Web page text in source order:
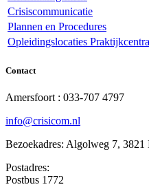
Crisiscommunicatie
Plannen en Procedures
Opleidingslocaties Praktijkcentra
Contact
Amersfoort : 033-707 4797
info@crisicom.nl
Bezoekadres: Algolweg 7,
Postadres:
Postbus 1772